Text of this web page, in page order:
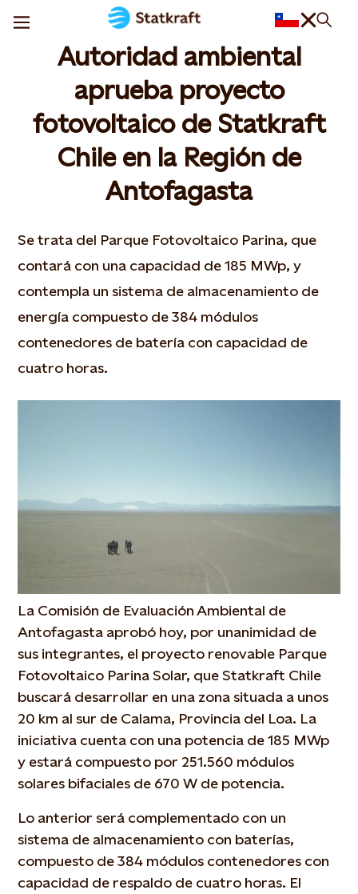
Autoridad ambiental
aprueba proyecto
fotovoltaico de Statkraft
Chile en la Región de
Antofagasta
Se trata del Parque Fotovoltaico Parina, que
contará con una capacidad de 185 MWp, y
contempla un sistema de almacenamiento de
energía compuesto de 384 módulos
contenedores de batería con capacidad de
cuatro horas.
La Comisión de Evaluación Ambiental de
Antofagasta aprobó hoy, por unanimidad de
sus integrantes, el proyecto renovable Parque
Fotovoltaico Parina Solar, que Statkraft Chile
buscará desarrollar en una zona situada a unos
20 km al sur de Calama, Provincia del Loa. La
iniciativa cuenta con una potencia de 185 MWp
y estará compuesto por 251.560 módulos
solares bifaciales de 670 W de potencia.
Lo anterior será complementado con un
sistema de almacenamiento con baterías,
compuesto de 384 módulos contenedores con
capacidad de respaldo de cuatro horas. El